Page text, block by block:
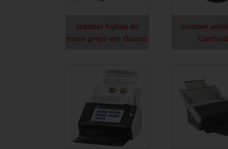
scanner fujitsu de
mesa preço em Osasco
scanner